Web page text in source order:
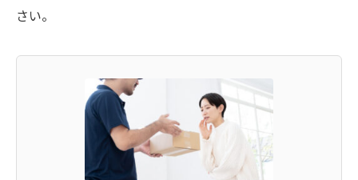
さい。